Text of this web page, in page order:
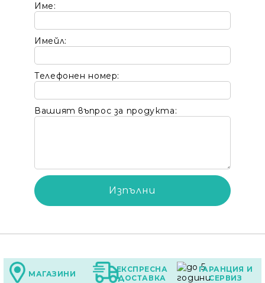
Име:
Имейл:
Телефонен номер:
Вашият въпрос за продукта:
МАГАЗИНИ
ЕКСПРЕСНА
ДОСТАВКА
ГАРАНЦИЯ И
СЕРВИЗ